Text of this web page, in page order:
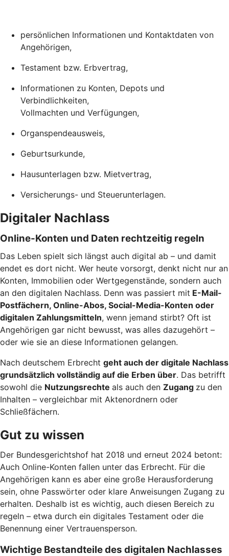
persönlichen Informationen und Kontaktdaten von
Angehörigen,
Testament bzw. Erbvertrag,
Informationen zu Konten, Depots und
Verbindlichkeiten,
Vollmachten und Verfügungen,
Organspendeausweis,
Geburtsurkunde,
Hausunterlagen bzw. Mietvertrag,
Versicherungs- und Steuerunterlagen.
Digitaler Nachlass
Online-Konten und Daten rechtzeitig regeln
Das Leben spielt sich längst auch digital ab – und damit
endet es dort nicht. Wer heute vorsorgt, denkt nicht nur an
Konten, Immobilien oder Wertgegenstände, sondern auch
an den digitalen Nachlass. Denn was passiert mit E-Mail-
Postfächern, Online-Abos, Social-Media-Konten oder
digitalen Zahlungsmitteln, wenn jemand stirbt? Oft ist
Angehörigen gar nicht bewusst, was alles dazugehört –
oder wie sie an diese Informationen gelangen.
Nach deutschem Erbrecht geht auch der digitale Nachlass
grundsätzlich vollständig auf die Erben über. Das betrifft
sowohl die Nutzungsrechte als auch den Zugang zu den
Inhalten – vergleichbar mit Aktenordnern oder
Schließfächern.
Gut zu wissen
Der Bundesgerichtshof hat 2018 und erneut 2024 betont:
Auch Online-Konten fallen unter das Erbrecht. Für die
Angehörigen kann es aber eine große Herausforderung
sein, ohne Passwörter oder klare Anweisungen Zugang zu
erhalten. Deshalb ist es wichtig, auch diesen Bereich zu
regeln – etwa durch ein digitales Testament oder die
Benennung einer Vertrauensperson.
Wichtige Bestandteile des digitalen Nachlasses